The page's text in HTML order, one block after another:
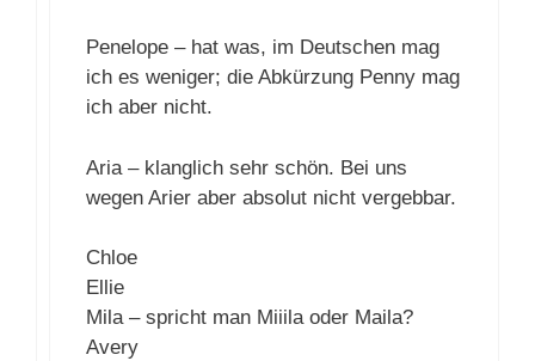
Penelope – hat was, im Deutschen mag
ich es weniger; die Abkürzung Penny mag
ich aber nicht.
Aria – klanglich sehr schön. Bei uns
wegen Arier aber absolut nicht vergebbar.
Chloe
Ellie
Mila – spricht man Miiila oder Maila?
Avery